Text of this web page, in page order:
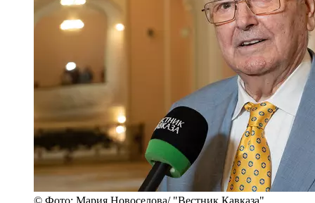
© Фото: Мария Новоселова/ "Вестник Кавказа"